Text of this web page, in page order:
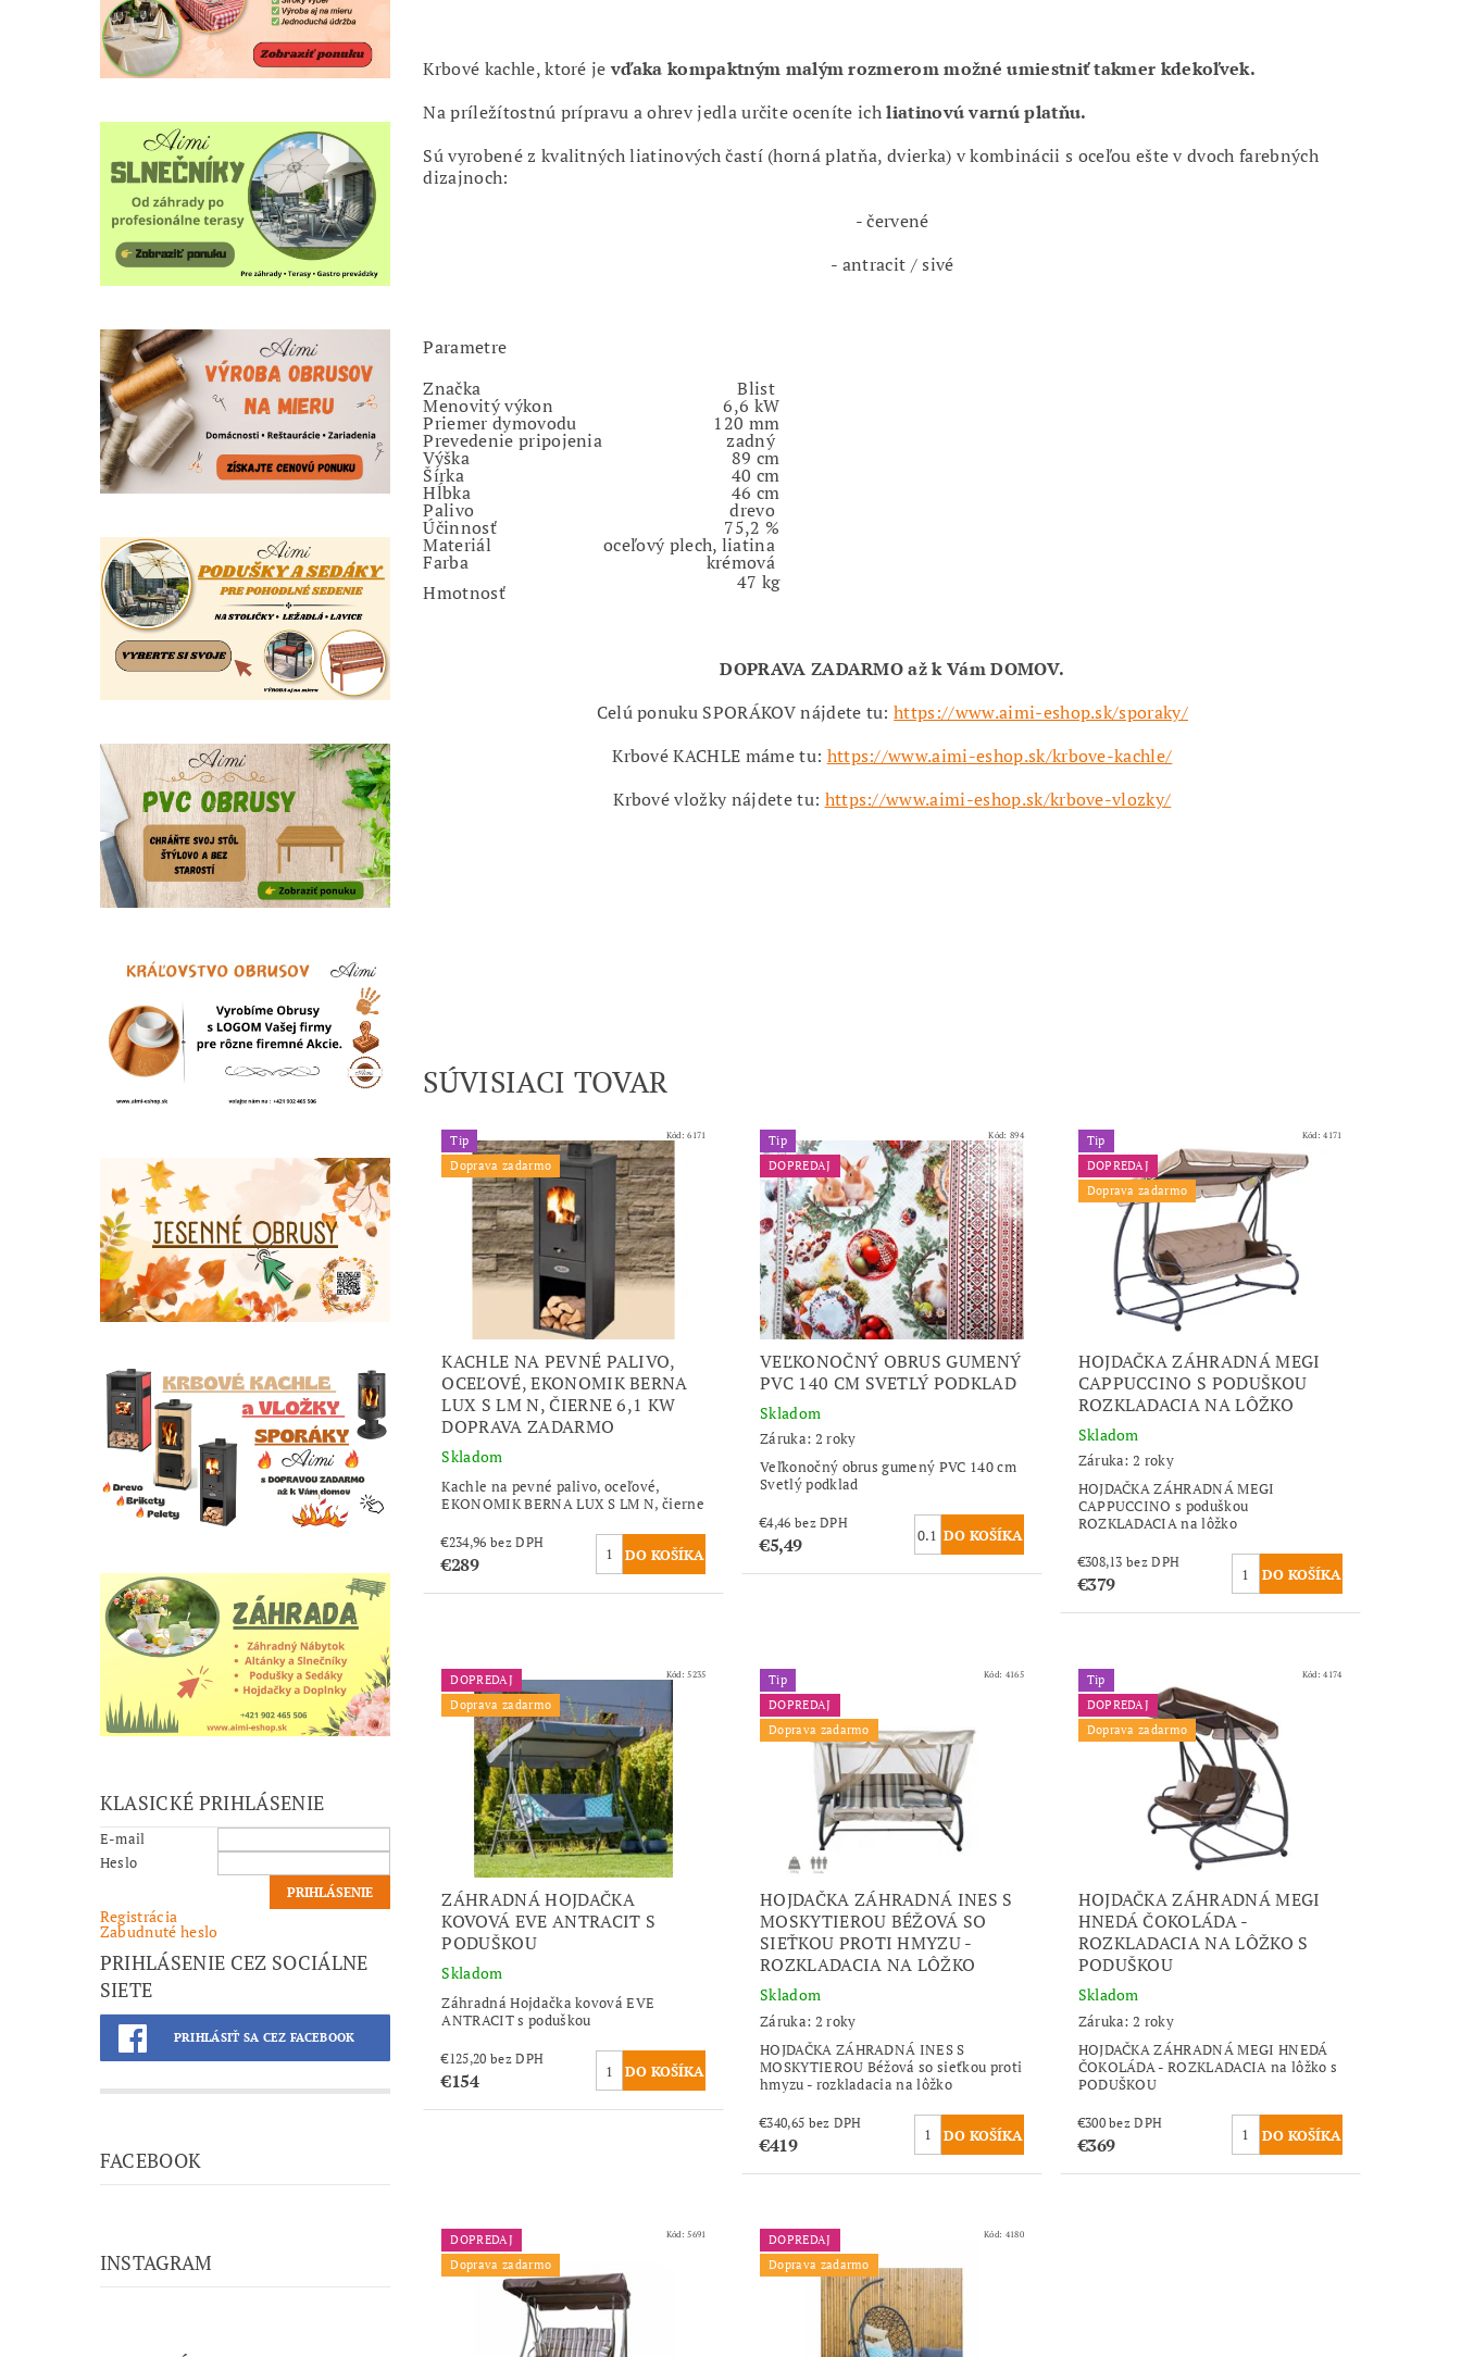
KLASICKÉ PRIHLÁSENIE
E-mail
Heslo
Registrácia
Zabudnuté heslo
PRIHLÁSENIE CEZ SOCIÁLNE
SIETE
PRIHLÁSIŤ SA CEZ FACEBOOK
FACEBOOK
INSTAGRAM
Krbové kachle, ktoré jevďaka kompaktným malým rozmerom možné umiestniť takmer kdekoľvek.
Na príležítostnú prípravu a ohrev jedla určite oceníte ichliatinovú varnú platňu.
Sú vyrobené z kvalitných liatinových častí (horná platňa, dvierka) v kombinácii s oceľou ešte v dvoch farebných
dizajnoch:
- červené
- antracit / sivé
Parametre
Značka
Blist
Menovitý výkon 6,6 kW
Priemer dymovodu 120 mm
Prevedenie pripojenia zadný
Výška 89 cm
Šírka 40 cm
Hĺbka 46 cm
Palivo drevo
Účinnosť 75,2 %
Materiál oceľový plech, liatina
Farba
krémová
Hmotnosť
47 kg
DOPRAVA ZADARMO až k Vám DOMOV.
Celú ponuku SPORÁKOV nájdete tu:https://www.aimi-eshop.sk/sporaky/
Krbové KACHLE máme tu: https://www.aimi-eshop.sk/krbove-kachle/
Krbové vložky nájdete tu: https://www.aimi-eshop.sk/krbove-vlozky/
SÚVISIACI TOVAR
Tip
Doprava zadarmo
Kód:6171
KACHLE NA PEVNÉ PALIVO,
OCEĽOVÉ, EKONOMIK BERNA
LUX S LM N, ČIERNE 6,1 KW
DOPRAVA ZADARMO
Skladom
Kachle na pevné palivo, oceľové,
EKONOMIK BERNA LUX S LM N, čierne
€234,96 bez DPH
€289
Tip
DOPREDAJ
Kód:894
VEĽKONOČNÝ OBRUS GUMENÝ
PVC 140 CM SVETLÝ PODKLAD
Skladom
Záruka: 2 roky
Veľkonočný obrus gumený PVC 140 cm
Svetlý podklad
€4,46 bez DPH
€5,49
Tip
DOPREDAJ
Doprava zadarmo
Kód:4171
HOJDAČKA ZÁHRADNÁ MEGI
CAPPUCCINO S PODUŠKOU
ROZKLADACIA NA LÔŽKO
Skladom
Záruka: 2 roky
HOJDAČKA ZÁHRADNÁ MEGI
CAPPUCCINO s poduškou
ROZKLADACIA na lôžko
€308,13 bez DPH
€379
DOPREDAJ
Doprava zadarmo
Kód: 5235
ZÁHRADNÁ HOJDAČKA
KOVOVÁ EVE ANTRACIT S
PODUŠKOU
Skladom
Záhradná Hojdačka kovová EVE
ANTRACIT s poduškou
€125,20 bez DPH
€154
Tip
DOPREDAJ
Doprava zadarmo
Kód: 4165
HOJDAČKA ZÁHRADNÁ INES S
MOSKYTIEROU BÉŽOVÁ SO
SIEŤKOU PROTI HMYZU -
ROZKLADACIA NA LÔŽKO
Skladom
Záruka: 2 roky
HOJDAČKA ZÁHRADNÁ INES S
MOSKYTIEROU Béžová so sieťkou proti
hmyzu - rozkladacia na lôžko
€340,65 bez DPH
€419
Tip
DOPREDAJ
Doprava zadarmo
Kód:4174
HOJDAČKA ZÁHRADNÁ MEGI
HNEDÁ ČOKOLÁDA -
ROZKLADACIA NA LÔŽKO S
PODUŠKOU
Skladom
Záruka: 2 roky
HOJDAČKA ZÁHRADNÁ MEGI HNEDÁ
ČOKOLÁDA - ROZKLADACIA na lôžko s
PODUŠKOU
€300 bez DPH
€369
DOPREDAJ
Doprava zadarmo
Kód: 5691
DOPREDAJ
Doprava zadarmo
Kód: 4180